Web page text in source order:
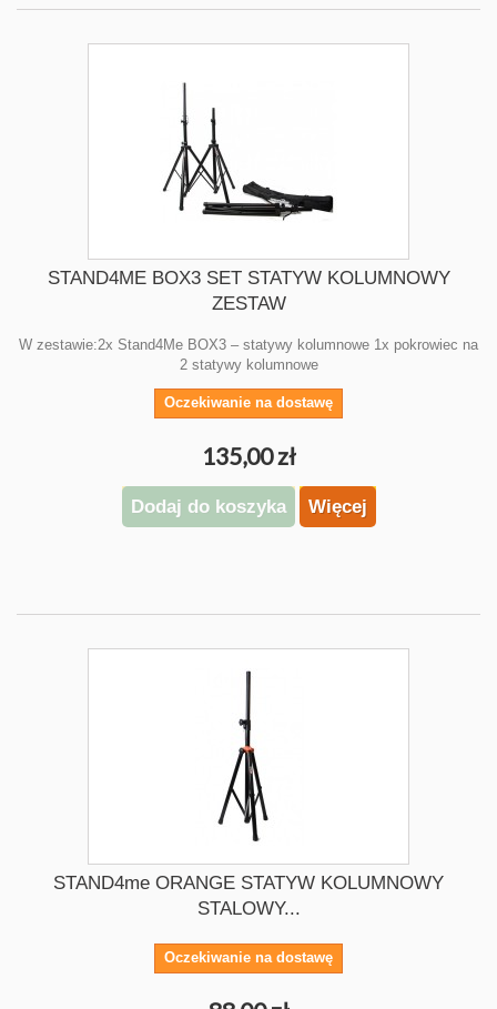
STAND4ME BOX3 SET STATYW KOLUMNOWY
ZESTAW
W zestawie:2x Stand4Me BOX3 – statywy kolumnowe 1x pokrowiec na
2 statywy kolumnowe
Oczekiwanie na dostawę
135,00 zł
Dodaj do koszyka Więcej
STAND4me ORANGE STATYW KOLUMNOWY
STALOWY...
Oczekiwanie na dostawę